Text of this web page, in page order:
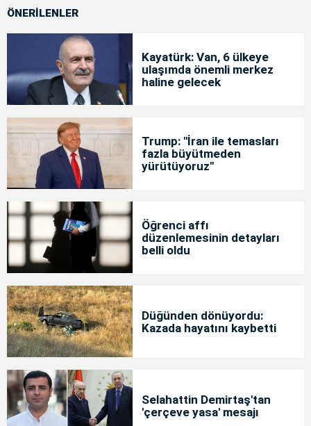
ÖNERİLENLER
Kayatürk: Van, 6 ülkeye
ulaşımda önemli merkez
haline gelecek
Trump: "İran ile temasları
fazla büyütmeden
yürütüyoruz"
Öğrenci affı
düzenlemesinin detayları
belli oldu
Düğünden dönüyordu:
Kazada hayatını kaybetti
Selahattin Demirtaş'tan
'çerçeve yasa' mesajı